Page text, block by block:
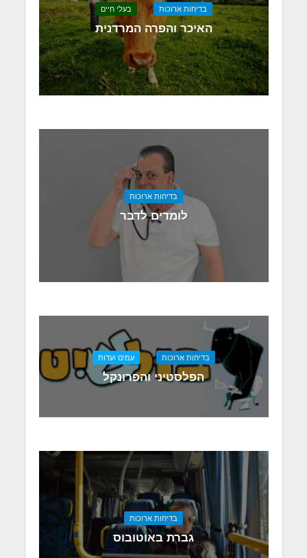
בדיחות ארוכות בעלי חיים
האיכר והפרה המרדנית
בדיחות ארוכות
לומדים לדבר
בדיחות ארוכות עמים ועדות
הפלסטיני והפרונקל
בדיחות ארוכות
גברת באוטובוס